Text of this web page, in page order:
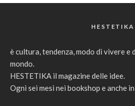
HESTETIKA
è cultura, tendenza, modo di vivere e
mondo.
HESTETIKA il magazine delle idee.
Ogni sei mesi nei bookshop e anche